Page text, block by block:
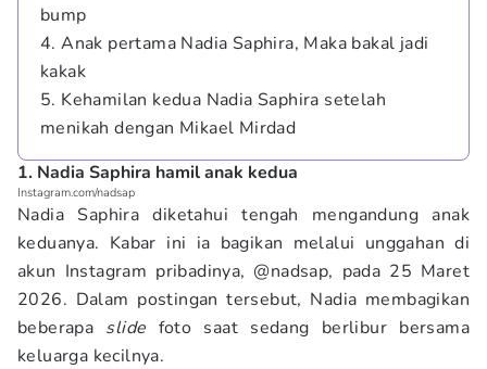
bump
4. Anak pertama Nadia Saphira, Maka bakal jadi
kakak
5. Kehamilan kedua Nadia Saphira setelah
menikah dengan Mikael Mirdad
1. Nadia Saphira hamil anak kedua
Instagram.com/nadsap
Nadia Saphira diketahui tengah mengandung anak
keduanya. Kabar ini ia bagikan melalui unggahan di
akun Instagram pribadinya, @nadsap, pada 25 Maret
2026. Dalam postingan tersebut, Nadia membagikan
beberapa slide foto saat sedang berlibur bersama
keluarga kecilnya.